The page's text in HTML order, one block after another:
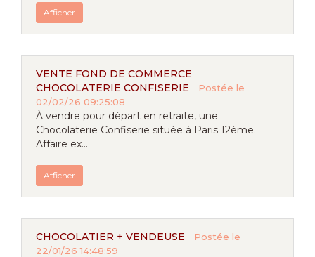
Afficher
VENTE FOND DE COMMERCE
CHOCOLATERIE CONFISERIE - Postée le
02/02/26 09:25:08
À vendre pour départ en retraite, une
Chocolaterie Confiserie située à Paris 12ème.
Affaire ex...
Afficher
CHOCOLATIER + VENDEUSE - Postée le
22/01/26 14:48:59